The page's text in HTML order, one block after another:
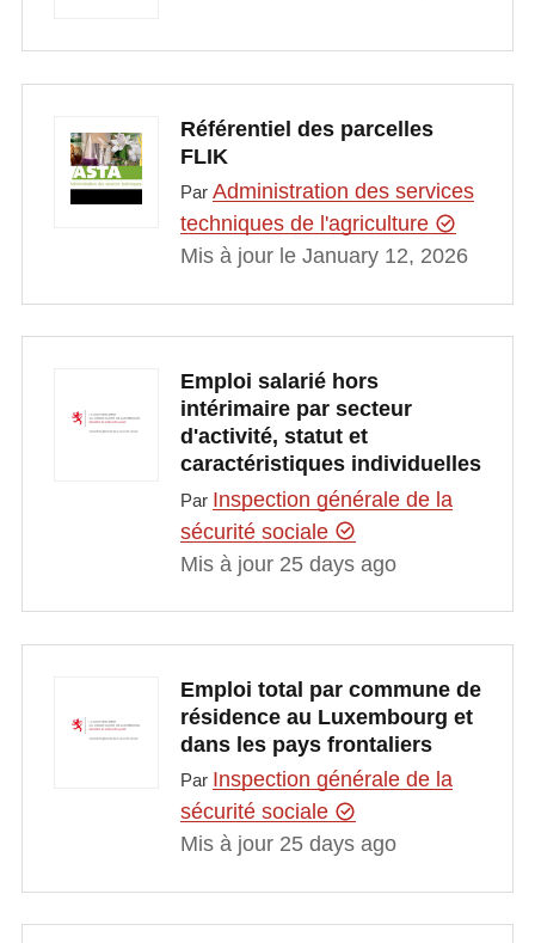
Référentiel des parcelles
FLIK
Par Administration des services
techniques de l'agriculture
Mis à jour le January 12, 2026
Emploi salarié hors
intérimaire par secteur
d'activité, statut et
caractéristiques individuelles
Par Inspection générale de la
sécurité sociale
Mis à jour 25 days ago
Emploi total par commune de
résidence au Luxembourg et
dans les pays frontaliers
Par Inspection générale de la
sécurité sociale
Mis à jour 25 days ago